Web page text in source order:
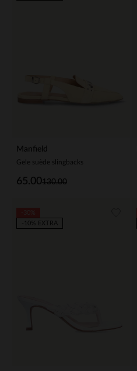
Manfield
Gele suède slingbacks
130.00
65.00
-10% EXTRA